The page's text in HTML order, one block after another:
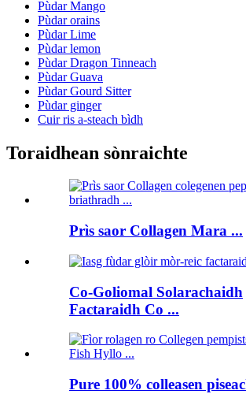
Pùdar Mango
Pùdar orains
Pùdar Lime
Pùdar lemon
Pùdar Dragon Tinneach
Pùdar Guava
Pùdar Gourd Sitter
Pùdar ginger
Cuir ris a-steach bìdh
Toraidhean sònraichte
Prìs saor Collagen Mara ...
Co-Goliomal Solarachaidh
Factaraidh Co ...
Pure 100% colleasen